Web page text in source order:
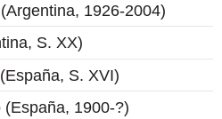
1926-2004)
S. XX)
S. XVI)
1900-?)